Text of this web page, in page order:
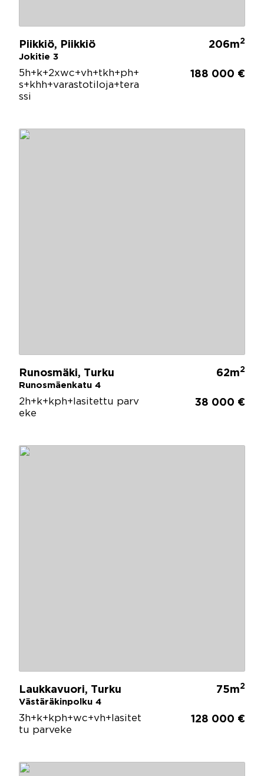
Piikkiö, Piikkiö
Jokitie 3
206m2
5h+k+2xwc+vh+tkh+ph+
s+khh+varastotiloja+tera
ssi
188 000 €
Runosmäki, Turku
Runosmäenkatu 4
62m2
2h+k+kph+lasitettu parv
eke
38 000 €
Laukkavuori, Turku
Västäräkinpolku 4
75m2
3h+k+kph+wc+vh+lasitet
tu parveke
128 000 €